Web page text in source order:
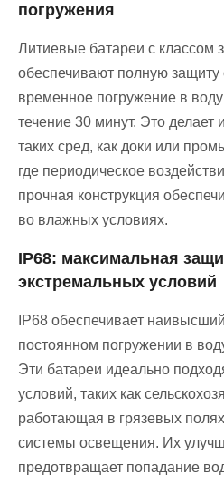
погружения
Литиевые батареи с классом
обеспечивают полную
временное погружение в
течение 30 минут. Это делает
таких сред, как доки или
где периодическое
прочная конструкция
во влажных условиях.
IP68: максимальная
экстремальных условий
IP68 обеспечивает
постоянном погружении в
Эти батареи идеально
условий, таких как
работающая в грязевых
системы освещения. Их
предотвращает попадание